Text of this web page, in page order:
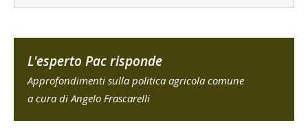
L'esperto Pac risponde
Approfondimenti sulla politica agricola comune
a cura di Angelo Frascarelli